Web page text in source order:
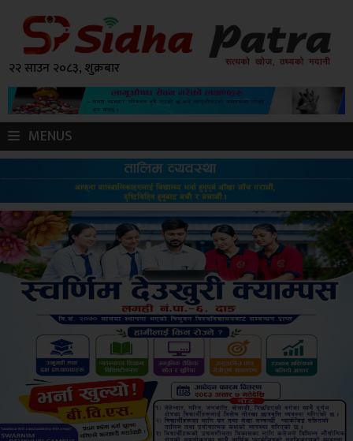
२२ साउन २०८३, शुक्रबार
MENUS